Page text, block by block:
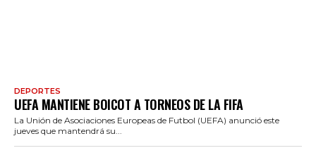
DEPORTES
UEFA MANTIENE BOICOT A TORNEOS DE LA FIFA
La Unión de Asociaciones Europeas de Futbol (UEFA) anunció este
jueves que mantendrá su...